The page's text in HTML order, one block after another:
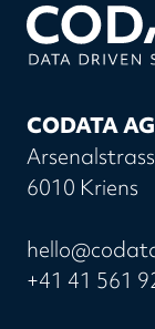
CODATA AG
6010 Kriens
+41 41 561